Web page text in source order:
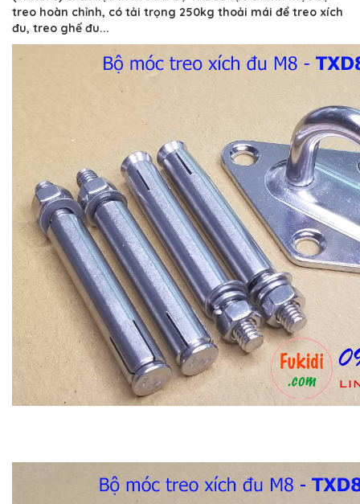
treo hoàn chỉnh, có tải trọng 250kg thoải mái để treo xích
đu, treo ghế đu...